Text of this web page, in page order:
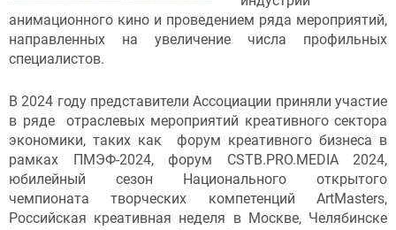
анимационного кино и проведением ряда мероприятий,
направленных на увеличение числа профильных
специалистов.
В 2024 году представители Ассоциации приняли участие
в ряде отраслевых мероприятий креативного сектора
экономики, таких как форум креативного бизнеса в
рамках ПМЭФ-2024, форум CSTB.PRO.MEDIA 2024,
юбилейный сезон Национального открытого
чемпионата творческих компетенций ArtMasters,
Российская креативная неделя в Москве, Челябинске